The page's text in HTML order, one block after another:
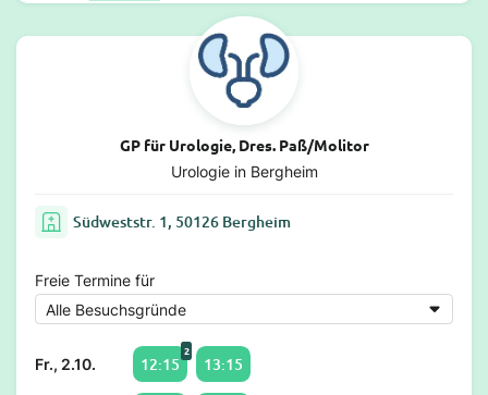
GP für Urologie, Dres. Paß/Molitor
Urologie in Bergheim
Südweststr. 1, 50126 Bergheim
Freie Termine für
Fr., 2.10. 12:15
2
13:15